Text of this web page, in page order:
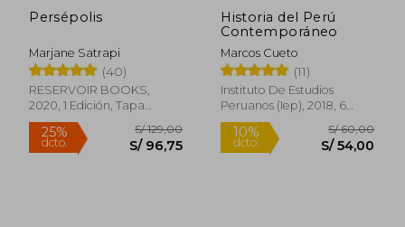
Persépolis
Marjane Satrapi
(40)
RESERVOIR BOOKS,
2020, 1 Edición, Tapa
Blanda, Nuevo
Rápido
Historia del Perú
Contemporáneo
Marcos Cueto
(11)
Instituto De Estudios
Peruanos (Iep), 2018, 6
Edición, Tapa Blanda,
Nuevo